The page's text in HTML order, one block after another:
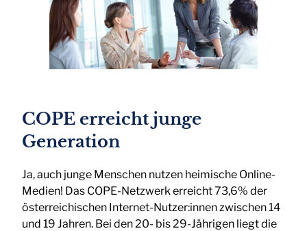
COPE erreicht junge
Generation
Ja, auch junge Menschen nutzen heimische Online-
Medien! Das COPE-Netzwerk erreicht 73,6% der
österreichischen Internet-Nutzer:innen zwischen 14
und 19 Jahren. Bei den 20- bis 29-Jährigen liegt die